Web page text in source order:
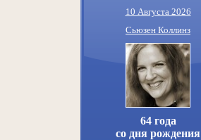
10 Августа 2026
Сьюзен Коллинз
64 года
со дня рождения